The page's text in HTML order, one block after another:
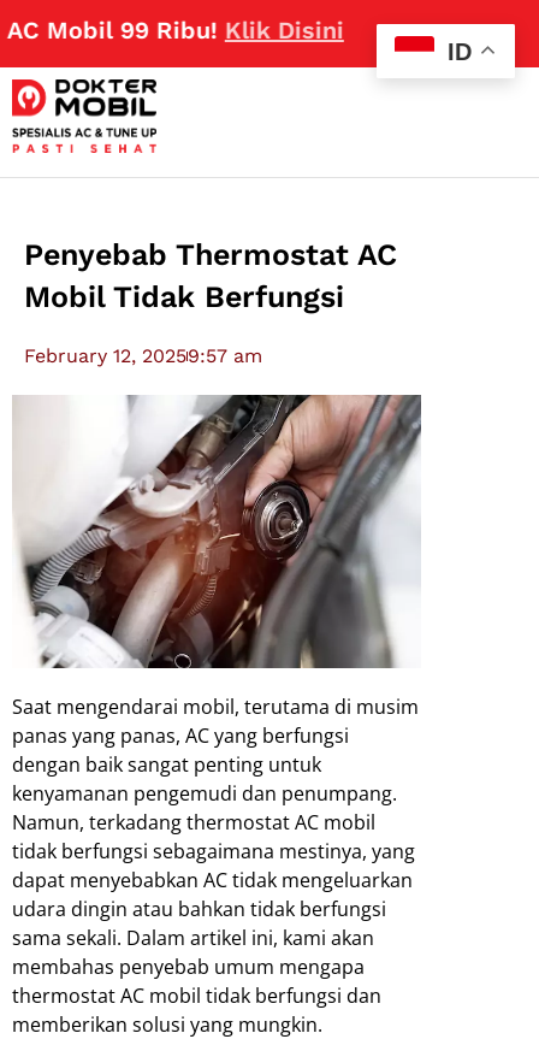
99 Ribu!Klik Disini
Penyebab Thermostat AC
Mobil Tidak Berfungsi
February 12, 20259:57 am
Saat mengendarai mobil, terutama di musim
panas yang panas, AC yang berfungsi
dengan baik sangat penting untuk
kenyamanan pengemudi dan penumpang.
Namun, terkadang thermostat AC mobil
tidak berfungsi sebagaimana mestinya, yang
dapat menyebabkan AC tidak mengeluarkan
udara dingin atau bahkan tidak berfungsi
sama sekali. Dalam artikel ini, kami akan
membahas penyebab umum mengapa
thermostat AC mobil tidak berfungsi dan
memberikan solusi yang mungkin.
ID